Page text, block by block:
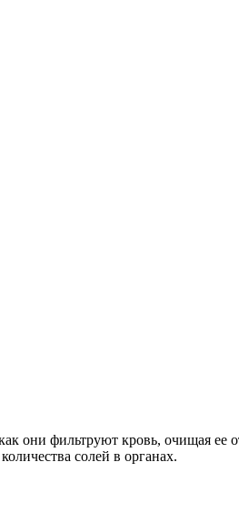
они фильтруют кровь, очищая ее
солей в органах.